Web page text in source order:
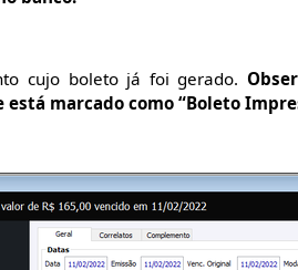
cujo boleto já foi gerado.
marcado como “Boleto